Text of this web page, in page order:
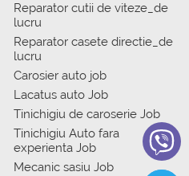
Reparator cutii de viteze_de
lucru
Reparator casete directie_de
lucru
Carosier auto job
Lacatus auto Job
Tinichigiu de caroserie Job
Tinichigiu Auto fara
experienta Job
Mecanic sasiu Job